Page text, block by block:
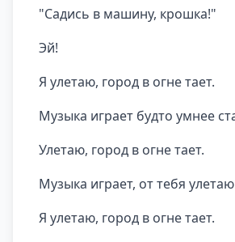
"Садись в машину, крошка!"
Эй!
Я улетаю, город в огне тает.
Музыка играет будто умнее
Улетаю, город в огне тает.
Музыка играет, от тебя
Я улетаю, город в огне тает.